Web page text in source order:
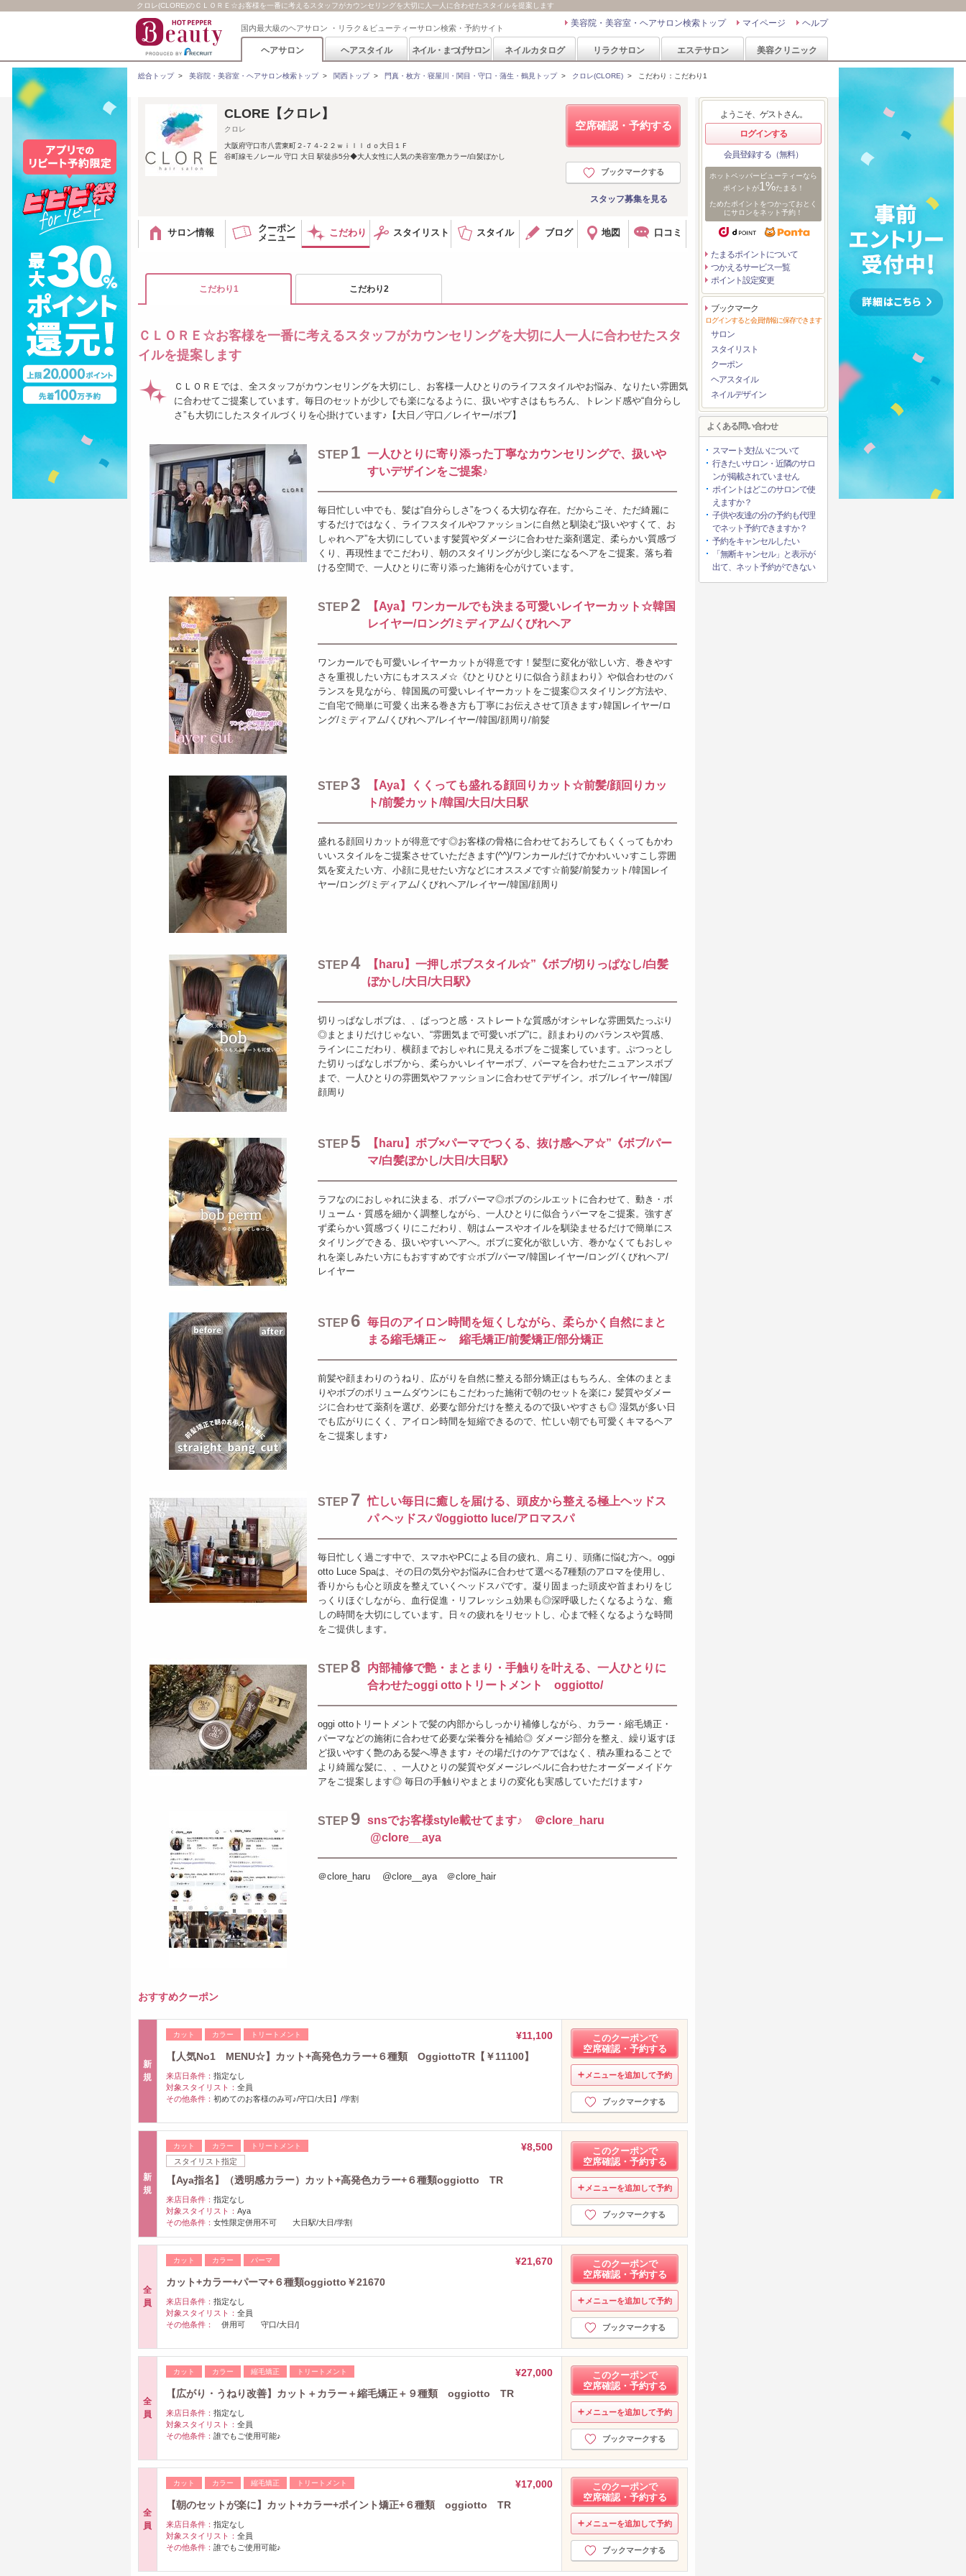
クロレ(CLORE)のＣＬＯＲＥ☆お客様を一番に考えるスタッフがカウンセリングを大切に人一人に合わせたスタイルを提案します
国内最大級のヘアサロン ・リラク＆ビューティーサロン検索・予約サイト ヘルプ
マイページ
美容院・美容室・ヘアサロン検索トップ
ヘアサロン ヘアスタイル ネイル・まつげサロン ネイルカタログ リラクサロン エステサロン 美容クリニック
総合トップ> 美容院・美容室・ヘアサロン検索トップ> 関西トップ> 門真・枚方・寝屋川・関目・守口・蒲生・鶴見トップ> クロレ(CLORE) > こだわり：こだわり1
空席確認・予約する
ブックマークする
スタッフ募集を見る
CLORE【クロレ】
クロレ
大阪府守口市八雲東町２‐７４‐２２ｗｉｌｌｄｏ大日１Ｆ
谷町線モノレール 守口 大日 駅徒歩5分◆大人女性に人気の美容室/艶カラー/白髪ぼかし
サロン情報
クーポン
メニュー
こだわり スタイリスト スタイル ブログ 地図 口コミ
こだわり1 こだわり2
ＣＬＯＲＥ☆お客様を一番に考えるスタッフがカウンセリングを大切に人一人に合わせたスタ
イルを提案します
ＣＬＯＲＥでは、全スタッフがカウンセリングを大切にし、お客様一人ひとりのライフスタイルやお悩み、なりたい雰囲気
に合わせてご提案しています。毎日のセットが少しでも楽になるように、扱いやすさはもちろん、トレンド感や“自分らし
さ”も大切にしたスタイルづくりを心掛けています♪【大日／守口／レイヤー/ボブ】
STEP 1 一人ひとりに寄り添った丁寧なカウンセリングで、扱いや
すいデザインをご提案♪
毎日忙しい中でも、髪は“自分らしさ”をつくる大切な存在。だからこそ、ただ綺麗に
するだけではなく、ライフスタイルやファッションに自然と馴染む“扱いやすくて、お
しゃれヘア”を大切にしています髪質やダメージに合わせた薬剤選定、柔らかい質感づ
くり、再現性までこだわり、朝のスタイリングが少し楽になるヘアをご提案。落ち着
ける空間で、一人ひとりに寄り添った施術を心がけています。
STEP 2
【Aya】ワンカールでも決まる可愛いレイヤーカット☆韓国
レイヤー/ロング/ミディアム/くびれヘア
ワンカールでも可愛いレイヤーカットが得意です！髪型に変化が欲しい方、巻きやす
さを重視したい方にもオススメ☆《ひとりひとりに似合う顔まわり》や似合わせのバ
ランスを見ながら、韓国風の可愛いレイヤーカットをご提案◎スタイリング方法や、
ご自宅で簡単に可愛く出来る巻き方も丁寧にお伝えさせて頂きます♪韓国レイヤー/ロ
ング/ミディアム/くびれヘア/レイヤー/韓国/顔周り/前髪
STEP 3
【Aya】くくっても盛れる顔回りカット☆前髪/顔回りカッ
ト/前髪カット/韓国/大日/大日駅
盛れる顔回りカットが得意です◎お客様の骨格に合わせておろしてもくくってもかわ
いいスタイルをご提案させていただきます(^^)/ワンカールだけでかわいい♪すこし雰囲
気を変えたい方、小顔に見せたい方などにオススメです☆前髪/前髪カット/韓国レイ
ヤー/ロング/ミディアム/くびれヘア/レイヤー/韓国/顔周り
STEP 4
【haru】一押しボブスタイル☆”《ボブ/切りっぱなし/白髪
ぼかし/大日/大日駅》
切りっぱなしボブは、、ぱっつと感・ストレートな質感がオシャレな雰囲気たっぷり
◎まとまりだけじゃない、“雰囲気まで可愛いボブ”に。顔まわりのバランスや質感、
ラインにこだわり、横顔までおしゃれに見えるボブをご提案しています。ぷつっとし
た切りっぱなしボブから、柔らかいレイヤーボブ、パーマを合わせたニュアンスボブ
まで、一人ひとりの雰囲気やファッションに合わせてデザイン。ボブ/レイヤー/韓国/
顔周り
STEP 5
【haru】ボブ×パーマでつくる、抜け感へア☆”《ボブ/パー
マ/白髪ぼかし/大日/大日駅》
ラフなのにおしゃれに決まる、ボブパーマ◎ボブのシルエットに合わせて、動き・ボ
リューム・質感を細かく調整しながら、一人ひとりに似合うパーマをご提案。強すぎ
ず柔らかい質感づくりにこだわり、朝はムースやオイルを馴染ませるだけで簡単にス
タイリングできる、扱いやすいヘアへ。ボブに変化が欲しい方、巻かなくてもおしゃ
れを楽しみたい方にもおすすめです☆ボブ/パーマ/韓国レイヤー/ロング/くびれヘア/
レイヤー
STEP 6 毎日のアイロン時間を短くしながら、柔らかく自然にまと
まる縮毛矯正～ 縮毛矯正/前髪矯正/部分矯正
前髪や顔まわりのうねり、広がりを自然に整える部分矯正はもちろん、全体のまとま
りやボブのボリュームダウンにもこだわった施術で朝のセットを楽に♪ 髪質やダメー
ジに合わせて薬剤を選び、必要な部分だけを整えるので扱いやすさも◎ 湿気が多い日
でも広がりにくく、アイロン時間を短縮できるので、忙しい朝でも可愛くキマるヘア
をご提案します♪
STEP 7 忙しい毎日に癒しを届ける、頭皮から整える極上ヘッドス
パ ヘッドスパ/oggiotto luce/アロマスパ
毎日忙しく過ごす中で、スマホやPCによる目の疲れ、肩こり、頭痛に悩む方へ。oggi
otto Luce Spaは、その日の気分やお悩みに合わせて選べる7種類のアロマを使用し、
香りからも心と頭皮を整えていくヘッドスパです。凝り固まった頭皮や首まわりをじ
っくりほぐしながら、血行促進・リフレッシュ効果も◎深呼吸したくなるような、癒
しの時間を大切にしています。日々の疲れをリセットし、心まで軽くなるような時間
をご提供します。
STEP 8
内部補修で艶・まとまり・手触りを叶える、一人ひとりに
合わせたoggi ottoトリートメント oggiotto/
oggi ottoトリートメントで髪の内部からしっかり補修しながら、カラー・縮毛矯正・
パーマなどの施術に合わせて必要な栄養分を補給◎ ダメージ部分を整え、繰り返すほ
ど扱いやすく艶のある髪へ導きます♪ その場だけのケアではなく、積み重ねることで
より綺麗な髪に、、一人ひとりの髪質やダメージレベルに合わせたオーダーメイドケ
アをご提案します◎ 毎日の手触りやまとまりの変化も実感していただけます♪
STEP 9 snsでお客様style載せてます♪ ＠clore_haru
@clore__aya
＠clore_haru @clore__aya ＠clore_hair
おすすめクーポン
新
規
カット カラー トリートメント
¥11,100
【人気No1 MENU☆】カット+高発色カラー+６種類 OggiottoTR【￥11100】
来店日条件： 指定なし
対象スタイリスト： 全員
その他条件： 初めてのお客様のみ可♪/守口/大日】/学割
このクーポンで
空席確認・予約する
メニューを追加して予約
ブックマークする
新
規
カット カラー トリートメント
スタイリスト指定
¥8,500
【Aya指名】（透明感カラー）カット+高発色カラー+６種類oggiotto TR
来店日条件： 指定なし
対象スタイリスト： Aya
その他条件： 女性限定併用不可 大日駅/大日/学割
このクーポンで
空席確認・予約する
メニューを追加して予約
ブックマークする
全
員
カット カラー パーマ
¥21,670
カット+カラー+パーマ+６種類oggiotto￥21670
来店日条件： 指定なし
対象スタイリスト： 全員
その他条件：
併用可 守口/大日/]
このクーポンで
空席確認・予約する
メニューを追加して予約
ブックマークする
全
員
カット カラー 縮毛矯正 トリートメント
¥27,000
【広がり・うねり改善】カット＋カラー＋縮毛矯正＋９種類 oggiotto TR
来店日条件： 指定なし
対象スタイリスト： 全員
その他条件： 誰でもご使用可能♪
このクーポンで
空席確認・予約する
メニューを追加して予約
ブックマークする
全
員
カット カラー 縮毛矯正 トリートメント
¥17,000
【朝のセットが楽に】カット+カラー+ポイント矯正+６種類 oggiotto TR
来店日条件： 指定なし
対象スタイリスト： 全員
その他条件： 誰でもご使用可能♪
このクーポンで
空席確認・予約する
メニューを追加して予約
ブックマークする
ようこそ、ゲストさん。
ログインする
会員登録する（無料）
ホットペッパービューティーなら
ポイントが1%たまる！
ためたポイントをつかっておとく
にサロンをネット予約！
たまるポイントについて
つかえるサービス一覧
ポイント設定変更
ブックマーク
ログインすると会員情報に保存できます
サロン
スタイリスト
クーポン
ヘアスタイル
ネイルデザイン
よくある問い合わせ
スマート支払いについて
行きたいサロン・近隣のサロ
ンが掲載されていません
ポイントはどこのサロンで使
えますか？
子供や友達の分の予約も代理
でネット予約できますか？
予約をキャンセルしたい
「無断キャンセル」と表示が
出て、ネット予約ができない